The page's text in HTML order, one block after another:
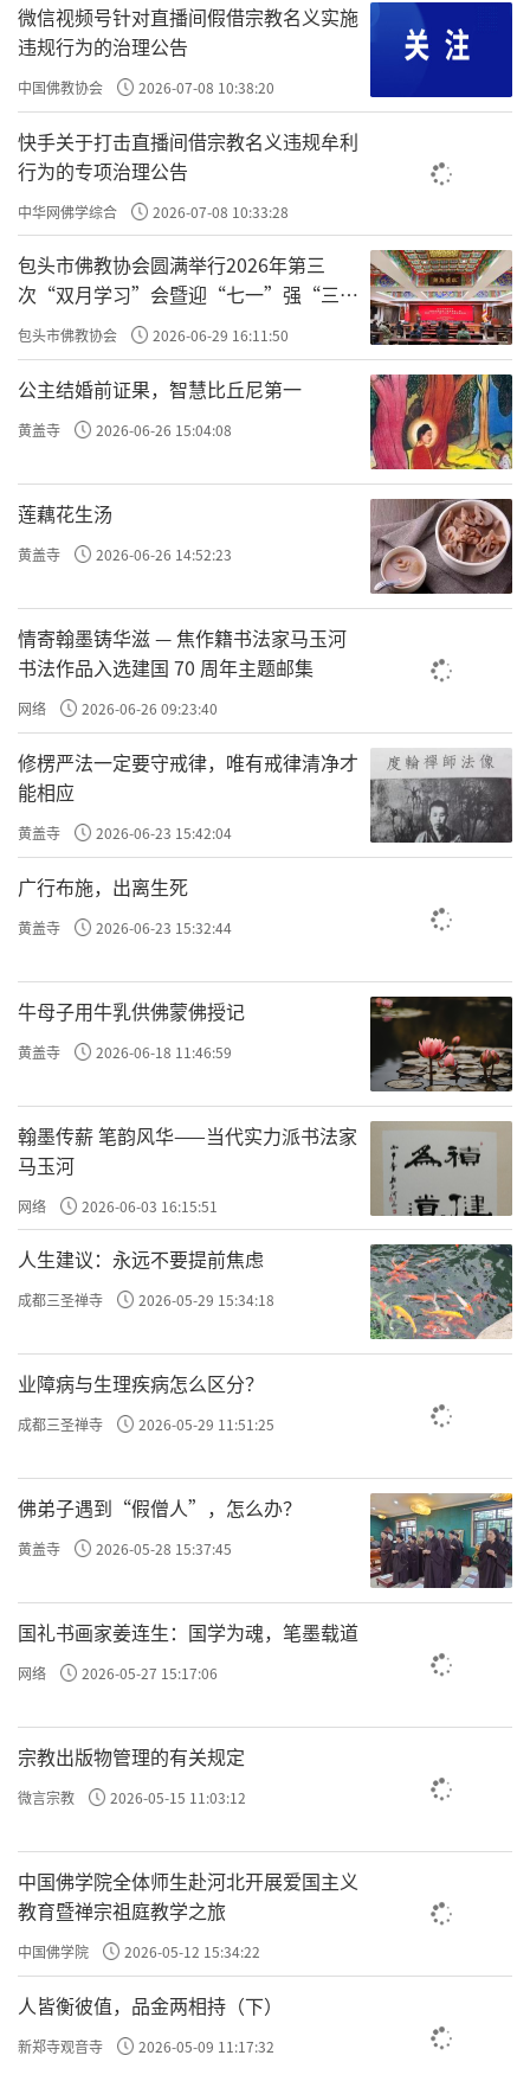
“布施”：财布施、法布施；捐钱、捐物、放生。“持
戒”：不杀僧、不偷盗、不骂人。“精进”，对持戒律很精
进，或者说对布施都做的很精进。“禅定”：打坐、冥想。
但是，没有“般若”，布施、持戒、忍辱、精进、禅定比不
上般若的百千万亿分之一，乃至算数、譬喻所不能及。
“般若”是什么？心。般若是开悟、是觉醒、是觉照。
没有“般若”，前面的五个波罗蜜比起“般若”，是没有数
字能衡量他们之间的差距的。
换句话说，
事上改 、 理上改，比起 心上改，没有数字能
衡量他们之间的鸿沟、差距。所以，你真想改命、想改过，
你必须会格物致知。如果你不会、也不做格物致知，你改命
的效果就很小了，就没有你期待的、想要的结果。
袁了凡说会有
，一些同学在做格物致知的时候，也
会有一些效验。
往期回顾
许方勇解读《了凡四训》（一）
许方勇解读《了凡四训》（二）
许方勇解读《了凡四训》（三）
许方勇解读《了凡四训》（四）
许方勇解读《了凡四训》（五）
许方勇解读《了凡四训》（六）
许方勇解读《了凡四训》（九）
许方勇解读《了凡四训》（十）
许方勇解读《了凡四训》（十一）
许方勇解读《了凡四训》（十二）
许方勇解读《了凡四训》（十三）
许方勇解读《了凡四训》（十六）
许方勇解读《了凡四训》（十八）
许方勇解读《了凡四训》（十九）
许方勇解读《了凡四训》（二十）
许方勇解读《了凡四训》（二三）
许方勇解读《了凡四训》（二四）
许方勇解读《了凡四训》（二五）
许方勇解读《了凡四训》（二六）
微信视频号针对直播间假借宗教名义实施
违规行为的治理公告
中国佛教协会 2026-07-08 10:38:20
快手关于打击直播间借宗教名义违规牟利
行为的专项治理公告
中华网佛学综合 2026-07-08 10:33:28
包头市佛教协会圆满举行2026年第三
次“双月学习”会暨迎“七一”强“三
爱”主题书画笔会
包头市佛教协会 2026-06-29 16:11:50
公主结婚前证果，智慧比丘尼第一
黄盖寺 2026-06-26 15:04:08
莲藕花生汤
黄盖寺 2026-06-26 14:52:23
情寄翰墨铸华滋 — 焦作籍书法家马玉河
书法作品入选建国 70 周年主题邮集
网络 2026-06-26 09:23:40
修楞严法一定要守戒律，唯有戒律清净才
能相应
黄盖寺 2026-06-23 15:42:04
广行布施，出离生死
黄盖寺 2026-06-23 15:32:44
牛母子用牛乳供佛蒙佛授记
黄盖寺 2026-06-18 11:46:59
翰墨传薪 笔韵风华——当代实力派书法家
马玉河
网络 2026-06-03 16:15:51
人生建议：永远不要提前焦虑
成都三圣禅寺 2026-05-29 15:34:18
业障病与生理疾病怎么区分？
成都三圣禅寺 2026-05-29 11:51:25
佛弟子遇到“假僧人”，怎么办？
黄盖寺 2026-05-28 15:37:45
国礼书画家姜连生：国学为魂，笔墨载道
网络 2026-05-27 15:17:06
宗教出版物管理的有关规定
微言宗教 2026-05-15 11:03:12
中国佛学院全体师生赴河北开展爱国主义
教育暨禅宗祖庭教学之旅
中国佛学院 2026-05-12 15:34:22
人皆衡彼值，品金两相持（下）
新郑寺观音寺 2026-05-09 11:17:32